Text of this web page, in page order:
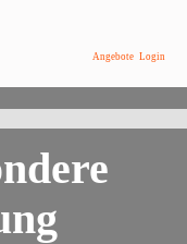
Angebote Login